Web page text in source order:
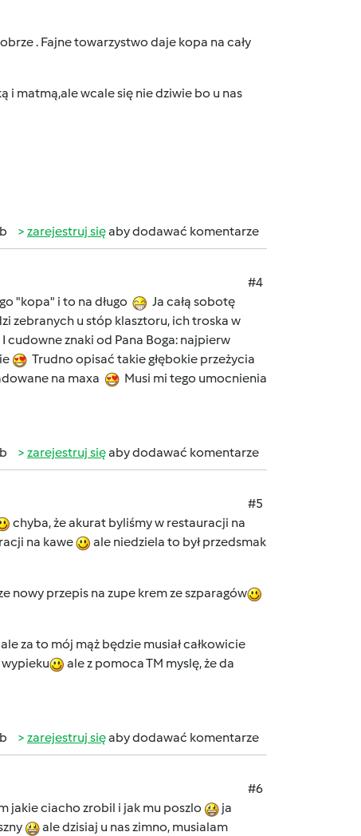
. Fajne towarzystwo daje kopa na cały
i matmą,ale wcale się nie dziwie bo u nas
zarejestruj sięaby dodawać komentarze
#4
"kopa" i to na długo
Ja całą sobotę
zebranych u stóp klasztoru, ich troska w
I cudowne znaki od Pana Boga: najpierw
Trudno opisać takie głębokie przeżycia
na maxa
Musi mi tego umocnienia
zarejestruj sięaby dodawać komentarze
#5
chyba, że akurat byliśmy w restauracji na
na kawe
ale niedziela to był przedsmak
nowy przepis na zupe krem ze szparagów
ale za to mój mąż będzie musiał całkowicie
ale z pomoca TM myslę, że da
zarejestruj sięaby dodawać komentarze
#6
jakie ciacho zrobil i jak mu poszlo
ja
ale dzisiaj u nas zimno, musialam